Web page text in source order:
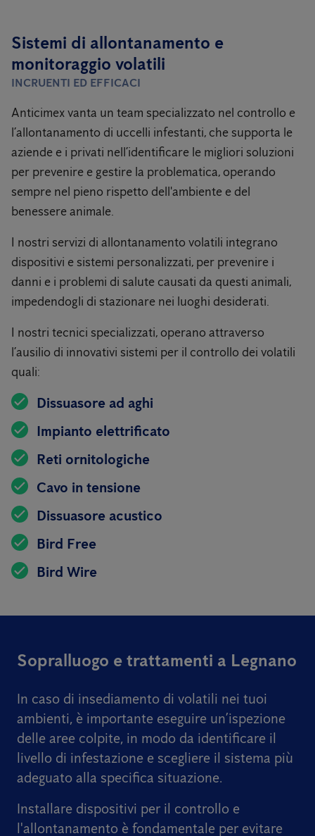
Sistemi di allontanamento e
monitoraggio volatili
INCRUENTI ED EFFICACI
Anticimex vanta un team specializzato nel controllo e
l’allontanamento di uccelli infestanti, che supporta le
aziende e i privati nell’identificare le migliori soluzioni
per prevenire e gestire la problematica, operando
sempre nel pieno rispetto dell'ambiente e del
benessere animale.
I nostri servizi di allontanamento volatili integrano
dispositivi e sistemi personalizzati, per prevenire i
danni e i problemi di salute causati da questi animali,
impedendogli di stazionare nei luoghi desiderati.
I nostri tecnici specializzati, operano attraverso
l’ausilio di innovativi sistemi per il controllo dei volatili
quali:
Dissuasore ad aghi
Impianto elettrificato
Reti ornitologiche
Cavo in tensione
Dissuasore acustico
Bird Free
Bird Wire
Sopralluogo e trattamenti a Legnano
In caso di insediamento di volatili nei tuoi
ambienti, è importante eseguire un’ispezione
delle aree colpite, in modo da identificare il
livello di infestazione e scegliere il sistema più
adeguato alla specifica situazione.
Installare dispositivi per il controllo e
l'allontanamento è fondamentale per evitare